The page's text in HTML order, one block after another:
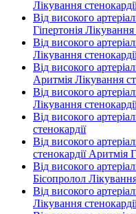
Лікування
Від високого
Гіпертонія Лікування
Від високого
Лікування
Від високого
Аритмія Лікування
Від високого
Лікування
Від високого
стенокардії
Від високого
стенокардії Аритмія
Від високого
Бісопролол
Від високого
Лікування